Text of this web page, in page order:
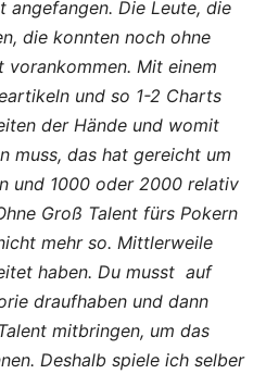
angefangen. Die Leute, die
die konnten noch ohne
Mit einem
und so 1-2 Charts
der Hände und womit
muss, das hat gereicht um
und 1000 oder 2000 relativ
Groß Talent fürs Pokern
mehr so. Mittlerweile
haben. Du musst auf
draufhaben und dann
mitbringen, um das
Deshalb spiele ich selber